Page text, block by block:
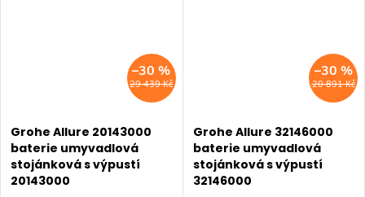
29 439 Kč
–30 %
Grohe Allure 20143000
baterie umyvadlová
stojánková s výpustí
20143000
20 891 Kč
–30 %
Grohe Allure 32146000
baterie umyvadlová
stojánková s výpustí
32146000